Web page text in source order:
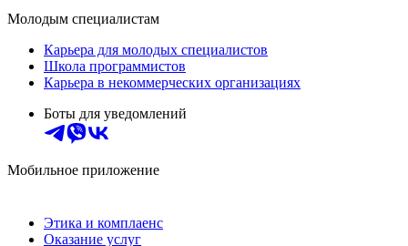
Молодым специалистам
Карьера для молодых специалистов
Школа программистов
Карьера в некоммерческих организациях
Боты для уведомлений
Мобильное приложение
Этика и комплаенс
Оказание услуг